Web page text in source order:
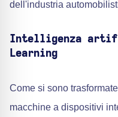
dell'industria
Intelligenza
Learning
Come si sono
macchine a dispositivi